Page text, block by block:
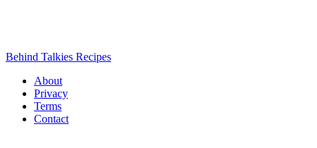
Behind Talkies Recipes
About
Privacy
Terms
Contact